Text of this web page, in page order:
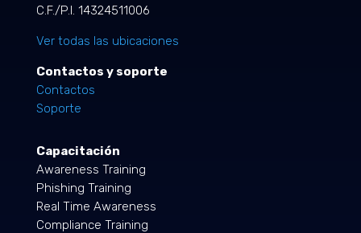
C.F./P.I. 14324511006
Ver todas las ubicaciones
Contactos y soporte
Contactos
Soporte
Capacitación
Awareness Training
Phishing Training
Real Time Awareness
Compliance Training